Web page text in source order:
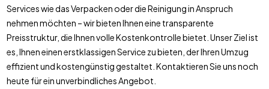
Services wie das Verpacken oder die Reinigung in Anspruch
nehmen möchten – wir bieten Ihnen eine transparente
Preisstruktur, die Ihnen volle Kostenkontrolle bietet. Unser Ziel ist
es, Ihnen einen erstklassigen Service zu bieten, der Ihren Umzug
effizient und kostengünstig gestaltet. Kontaktieren Sie uns noch
heute für ein unverbindliches Angebot.